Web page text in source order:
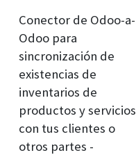
Conector de Odoo-a-
Odoo para
sincronización de
existencias de
inventarios de
productos y servicios
con tus clientes o
otros partes -